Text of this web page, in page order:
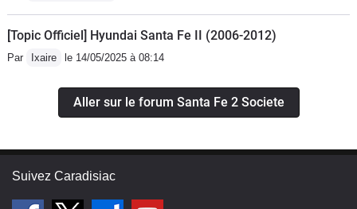
[Topic Officiel] Hyundai Santa Fe II (2006-2012)
Par Ixaire le 14/05/2025 à 08:14
Aller sur le forum Santa Fe 2 Societe
Suivez Caradisiac